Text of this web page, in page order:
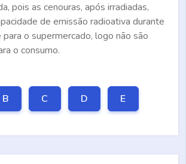
pois as cenouras, após irradiadas,
de emissão radioativa durante
o supermercado, logo não são
o consumo.
B C D E